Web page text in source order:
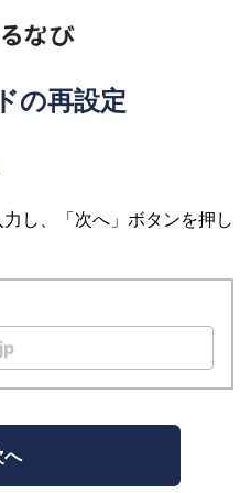
の再設定
し、「次へ」ボタンを押し